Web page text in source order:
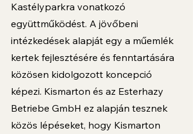
Kastélyparkra vonatkozó
együttműködést. A jövőbeni
intézkedések alapját egy a műemlék
kertek fejlesztésére és fenntartására
közösen kidolgozott koncepció
képezi. Kismarton és az Esterhazy
Betriebe GmbH ez alapján tesznek
közös lépéseket, hogy Kismarton